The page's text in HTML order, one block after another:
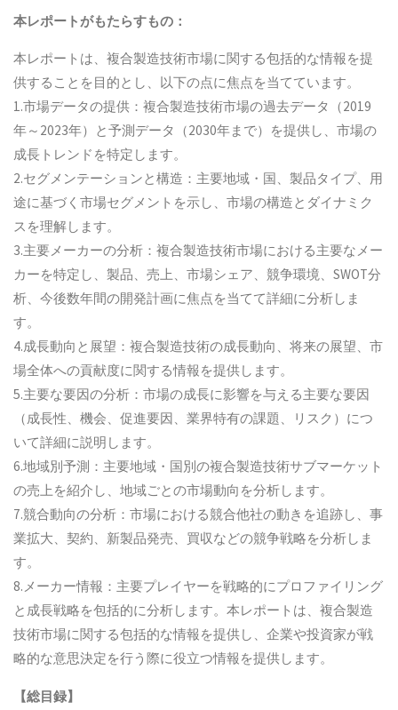
本レポートがもたらすもの：
本レポートは、複合製造技術市場に関する包括的な情報を提
供することを目的とし、以下の点に焦点を当てています。
1.市場データの提供：複合製造技術市場の過去データ（2019
年～2023年）と予測データ（2030年まで）を提供し、市場の
成長トレンドを特定します。
2.セグメンテーションと構造：主要地域・国、製品タイプ、用
途に基づく市場セグメントを示し、市場の構造とダイナミク
スを理解します。
3.主要メーカーの分析：複合製造技術市場における主要なメー
カーを特定し、製品、売上、市場シェア、競争環境、SWOT分
析、今後数年間の開発計画に焦点を当てて詳細に分析しま
す。
4.成長動向と展望：複合製造技術の成長動向、将来の展望、市
場全体への貢献度に関する情報を提供します。
5.主要な要因の分析：市場の成長に影響を与える主要な要因
（成長性、機会、促進要因、業界特有の課題、リスク）につ
いて詳細に説明します。
6.地域別予測：主要地域・国別の複合製造技術サブマーケット
の売上を紹介し、地域ごとの市場動向を分析します。
7.競合動向の分析：市場における競合他社の動きを追跡し、事
業拡大、契約、新製品発売、買収などの競争戦略を分析しま
す。
8.メーカー情報：主要プレイヤーを戦略的にプロファイリング
と成長戦略を包括的に分析します。本レポートは、複合製造
技術市場に関する包括的な情報を提供し、企業や投資家が戦
略的な意思決定を行う際に役立つ情報を提供します。
【総目録】